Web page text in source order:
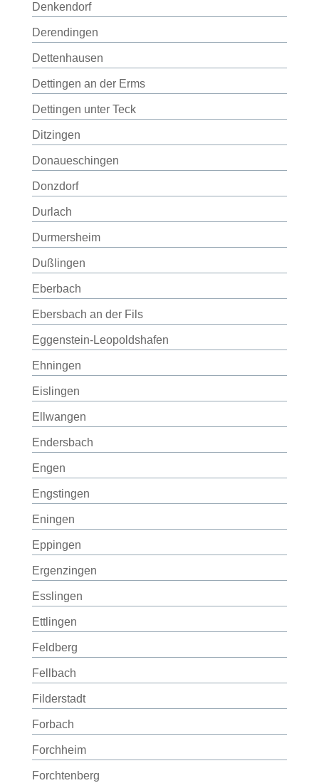
Denkendorf
Derendingen
Dettenhausen
Dettingen an der Erms
Dettingen unter Teck
Ditzingen
Donaueschingen
Donzdorf
Durlach
Durmersheim
Dußlingen
Eberbach
Ebersbach an der Fils
Eggenstein-Leopoldshafen
Ehningen
Eislingen
Ellwangen
Endersbach
Engen
Engstingen
Eningen
Eppingen
Ergenzingen
Esslingen
Ettlingen
Feldberg
Fellbach
Filderstadt
Forbach
Forchheim
Forchtenberg